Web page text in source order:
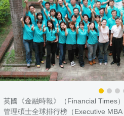
英國《金融時報》（Financial Times
管理碩士全球排行榜（Executive